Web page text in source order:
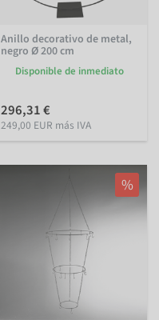
Anillo decorativo de metal,
negro Ø 200 cm
Disponible de inmediato
296,31 €
249,00 EUR más IVA
%